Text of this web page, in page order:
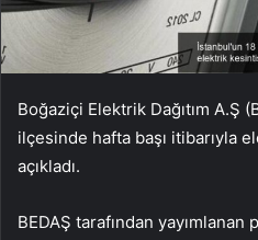
Boğaziçi Elektrik Dağıtım A.Ş
ilçesinde hafta başı itibarıyla
açıkladı.
BEDAŞ tarafından yayımlanan